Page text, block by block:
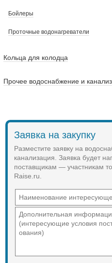
Бойлеры
Проточные водонагреватели
Кольца для колодца
Прочее водоснабжение и
Заявка на закупку
Разместите заявку на
канализация. Заявка будет
поставщикам — участникам
Raise.ru.